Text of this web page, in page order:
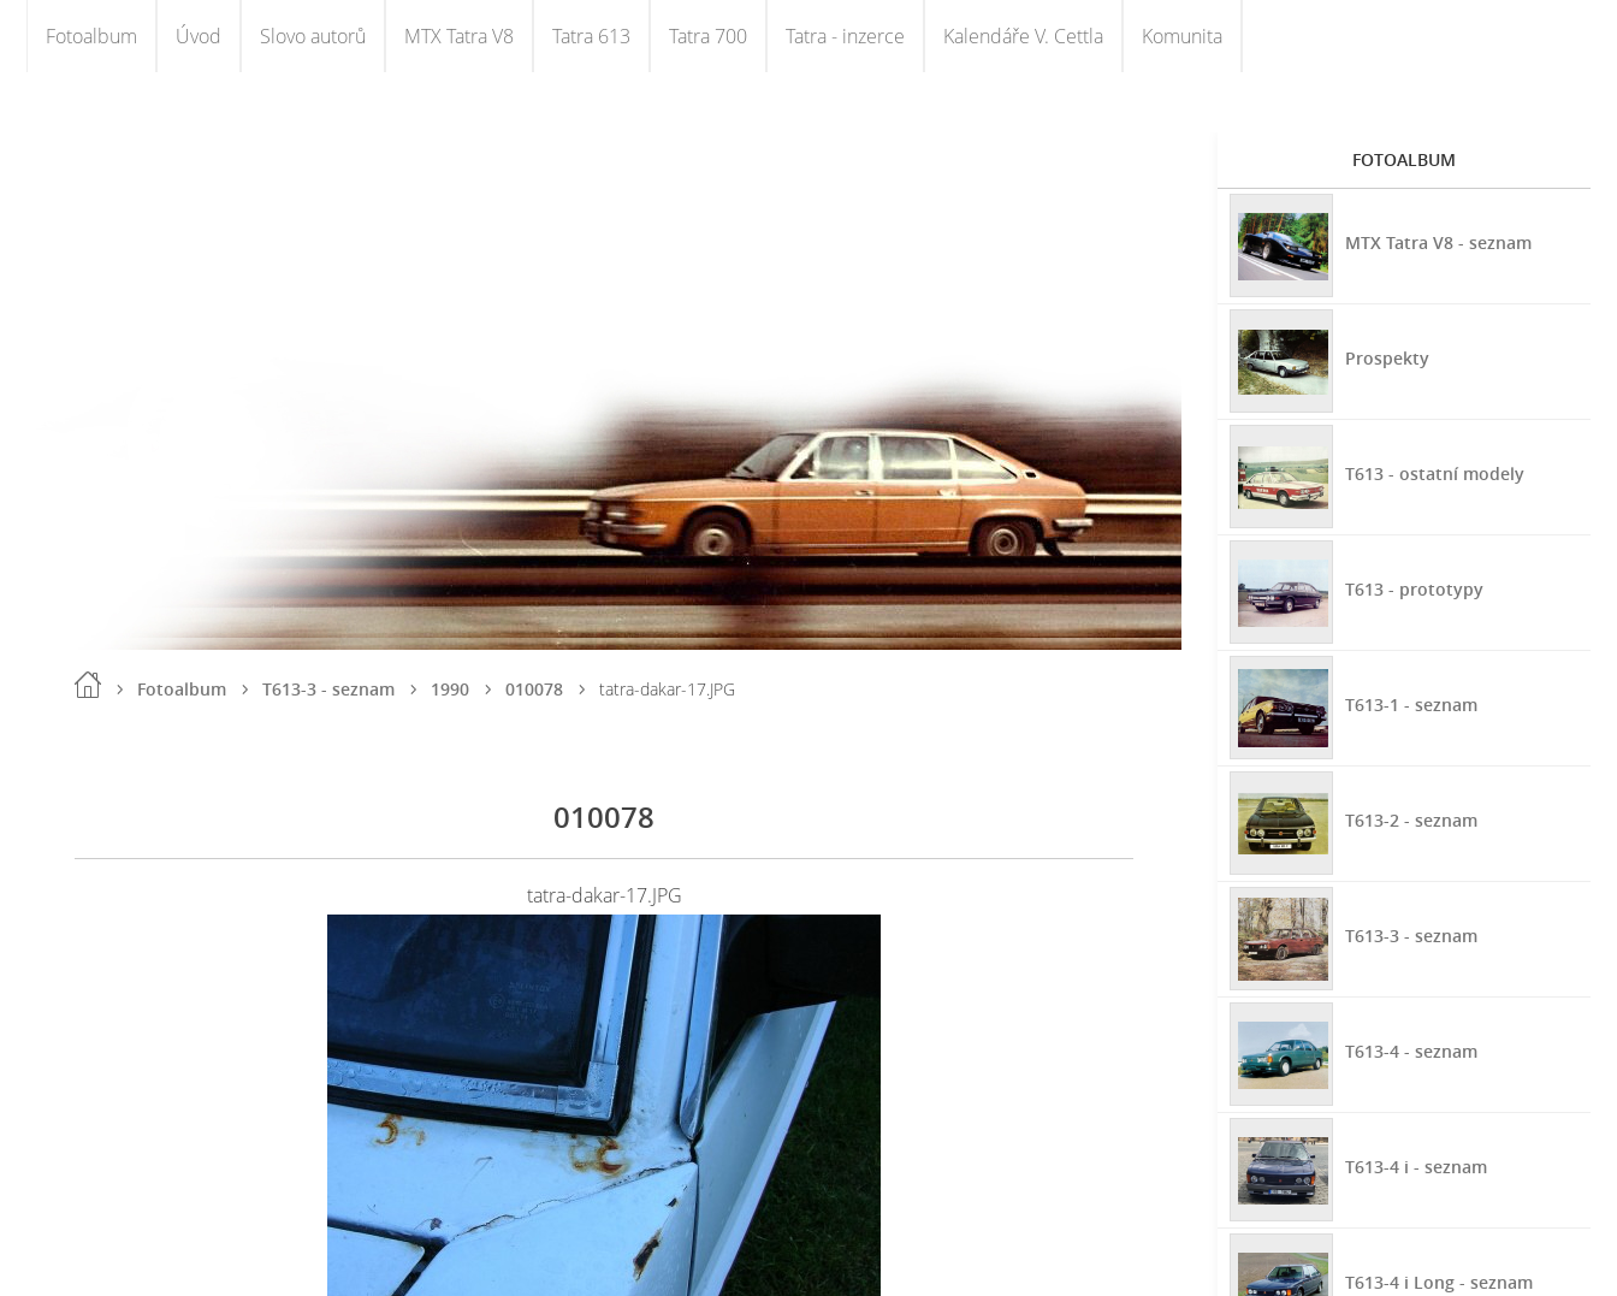
Fotoalbum Úvod Slovo autorů MTX Tatra V8 Tatra 613 Tatra 700 Tatra - inzerce Kalendáře V. Cettla Komunita
Fotoalbum T613-3 - seznam 1990 010078 tatra-dakar-17.JPG
010078
tatra-dakar-17.JPG
FOTOALBUM
MTX Tatra V8 - seznam
Prospekty
T613 - ostatní modely
T613 - prototypy
T613-1 - seznam
T613-2 - seznam
T613-3 - seznam
T613-4 - seznam
T613-4 i - seznam
T613-4 i Long - seznam